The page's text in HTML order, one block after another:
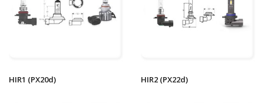
HIR1 (PX20d) HIR2 (PX22d)